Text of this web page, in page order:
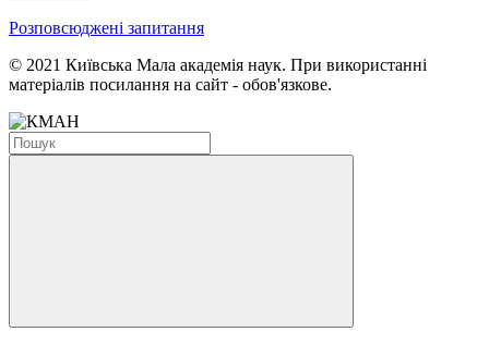
Розповсюджені запитання
© 2021 Київська Мала академія наук. При використанні
матеріалів посилання на сайт - обов'язкове.